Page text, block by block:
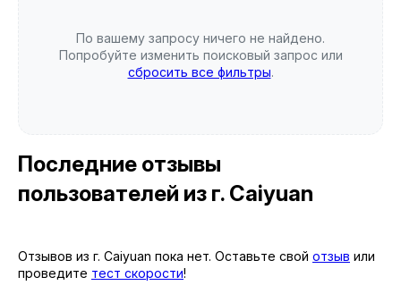
По вашему запросу ничего не найдено.
Попробуйте изменить поисковый запрос или
сбросить все фильтры.
Последние отзывы
пользователей из г. Caiyuan
Отзывов из г. Caiyuan пока нет. Оставьте свой отзыв или
проведите тест скорости!